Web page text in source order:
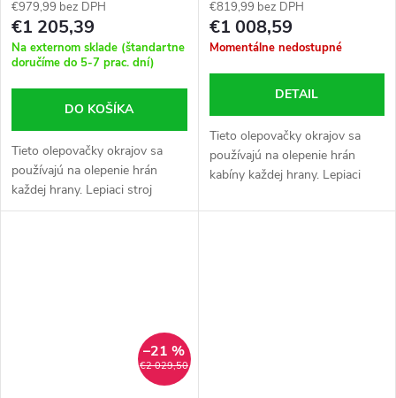
€979,99 bez DPH
€1 205,39
Na externom sklade (štandartne
doručíme do 5-7 prac. dní)
DO KOŠÍKA
Tieto olepovačky okrajov sa
používajú na olepenie hrán
každej hrany. Lepiaci stroj
nanáša lepidlo priamo na
€819,99 bez DPH
€1 008,59
Momentálne nedostupné
DETAIL
Tieto olepovačky okrajov sa
používajú na olepenie hrán
kabíny každej hrany. Lepiaci
okraje. Vybavený stolom.
€2 029,50
–21 %